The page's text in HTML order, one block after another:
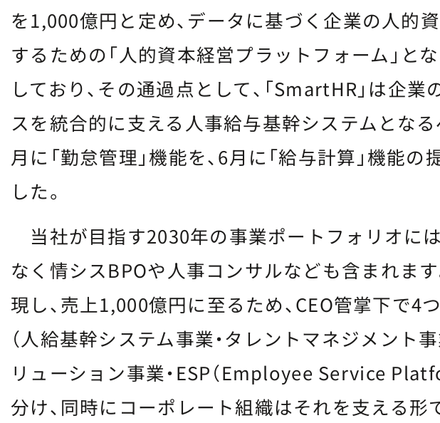
を1,000億円と定め、データに基づく企業の人的
するための「人的資本経営プラットフォーム」と
しており、その通過点として、「SmartHR」は企業
スを統合的に支える人事給与基幹システムとな
月に「勤怠管理」機能を、6月に「給与計算」機能
した。
当社が目指す2030年の事業ポートフォリオに
なく情シスBPOや人事コンサルなども含まれま
現し、売上1,000億円に至るため、CEO管掌下で4
（人給基幹システム事業・タレントマネジメント
リューション事業・ESP（Employee Service
分け、同時にコーポレート組織はそれを支える形